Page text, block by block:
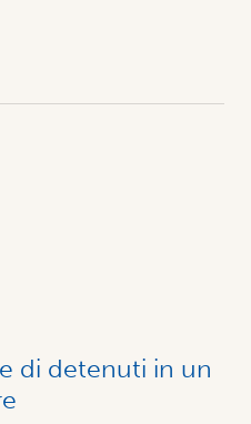
di detenuti in un